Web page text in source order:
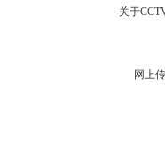
关于
网上